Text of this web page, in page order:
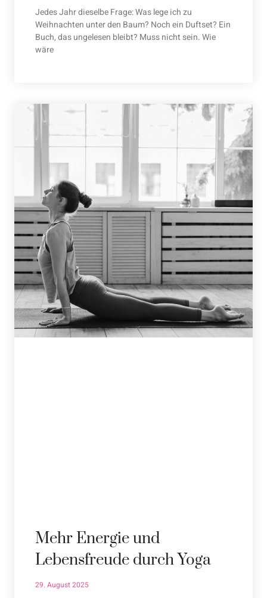
Jedes Jahr dieselbe Frage: Was lege ich zu
Weihnachten unter den Baum? Noch ein Duftset? Ein
Buch, das ungelesen bleibt? Muss nicht sein. Wie
wäre
Mehr Energie und
Lebensfreude durch Yoga
29. August 2025